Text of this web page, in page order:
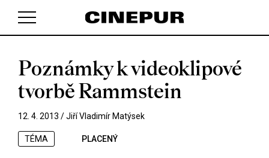
V košíku zatím nemáte žádné položky.
Poznámky k videoklipové
tvorbě Rammstein
12. 4. 2013 /Jiří Vladimír Matýsek
TÉMA PLACENÝ